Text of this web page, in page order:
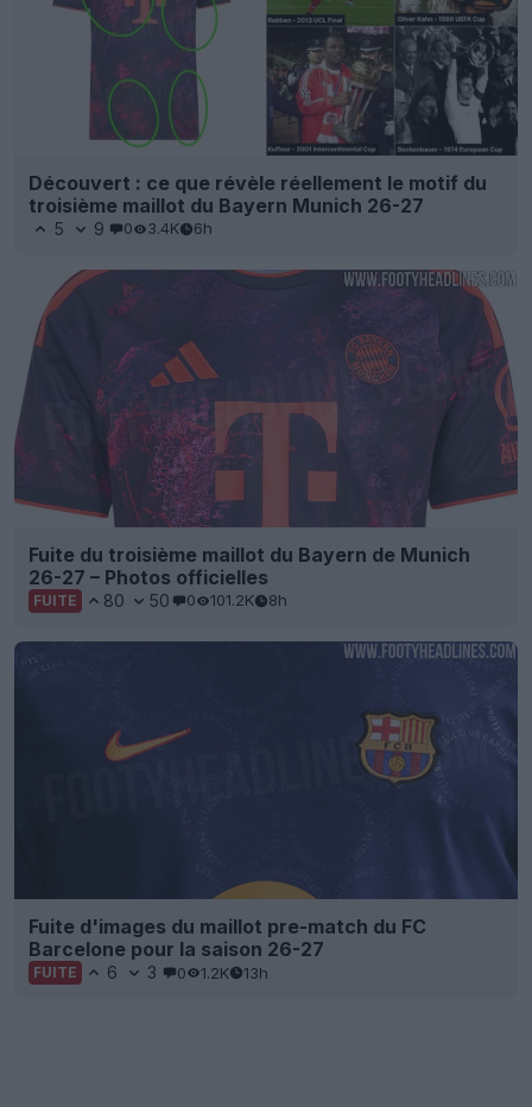
Découvert : ce que révèle réellement le motif du
troisième maillot du Bayern Munich 26-27
5 9 0 3.4K 6h
Fuite du troisième maillot du Bayern de Munich
26-27 – Photos officielles
FUITE 80 50 0 101.2K 8h
Fuite d'images du maillot pre-match du FC
Barcelone pour la saison 26-27
FUITE 6 3 0 1.2K 13h